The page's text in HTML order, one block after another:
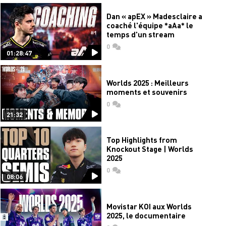
01:28:47
Dan « apEX » Madesclaire a
coaché l'équipe *aAa* le
temps d'un stream
0commentaires
21:32
Worlds 2025 : Meilleurs
moments et souvenirs
0commentaires
08:06
Top Highlights from
Knockout Stage | Worlds
2025
0commentaires
Movistar KOI aux Worlds
2025, le documentaire